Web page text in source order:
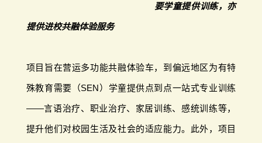
要学童提供训练，亦
提供进校共融体验服务
项目旨在营运多功能共融体验车，到偏远地区为有特
殊教育需要（SEN）学童提供点到点一站式专业训练
——言语治疗、职业治疗、家居训练、感统训练等，
提升他们对校园生活及社会的适应能力。此外，项目